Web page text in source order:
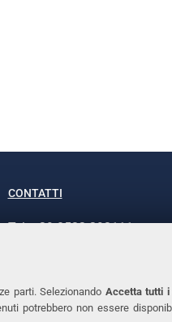
parti. Selezionando Accetta tutti i
potrebbero non essere
CONTATTI
Tel. +39 0532 293111